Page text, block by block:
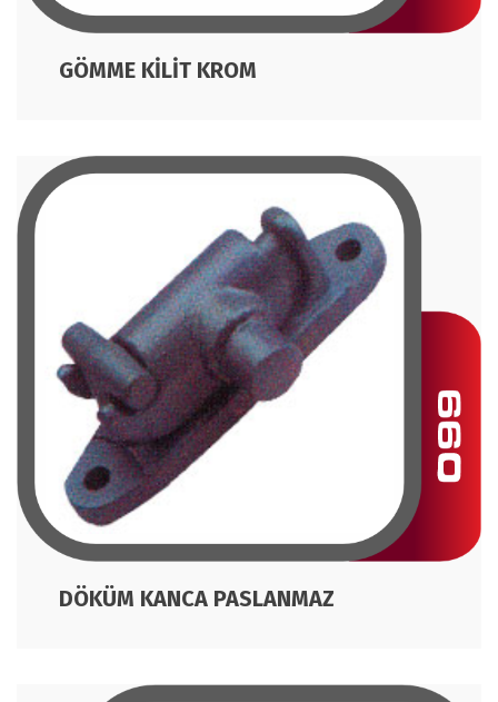
GÖMME KİLİT KROM
DÖKÜM KANCA PASLANMAZ